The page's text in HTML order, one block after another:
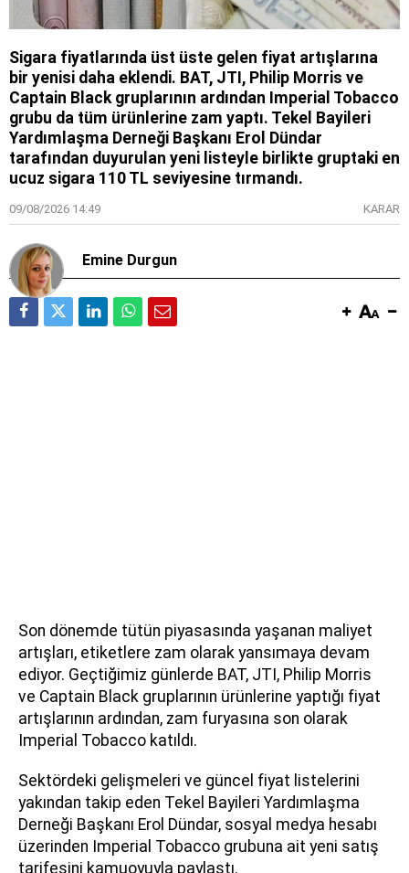
Sigara fiyatlarında üst üste gelen fiyat artışlarına
bir yenisi daha eklendi. BAT, JTI, Philip Morris ve
Captain Black gruplarının ardından Imperial Tobacco
grubu da tüm ürünlerine zam yaptı. Tekel Bayileri
Yardımlaşma Derneği Başkanı Erol Dündar
tarafından duyurulan yeni listeyle birlikte gruptaki en
ucuz sigara 110 TL seviyesine tırmandı.
09/08/2026 14:49 KARAR
Emine Durgun
Son dönemde tütün piyasasında yaşanan maliyet
artışları, etiketlere zam olarak yansımaya devam
ediyor. Geçtiğimiz günlerde BAT, JTI, Philip Morris
ve Captain Black gruplarının ürünlerine yaptığı fiyat
artışlarının ardından, zam furyasına son olarak
Imperial Tobacco katıldı.
Sektördeki gelişmeleri ve güncel fiyat listelerini
yakından takip eden Tekel Bayileri Yardımlaşma
Derneği Başkanı Erol Dündar, sosyal medya hesabı
üzerinden Imperial Tobacco grubuna ait yeni satış
tarifesini kamuoyuyla paylaştı.